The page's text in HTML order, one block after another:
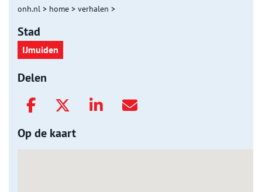
onh.nl > home > verhalen >
Stad
IJmuiden
Delen
Op de kaart